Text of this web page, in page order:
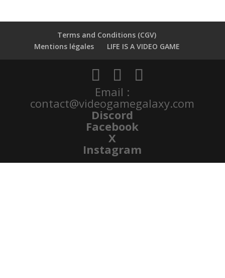
Terms and Conditions (CGV)
Mentions légales
LIFE IS A VIDEO GAME
Email :
contact@videogamegalaxy.com
Discord
Facebook
X
Instagram